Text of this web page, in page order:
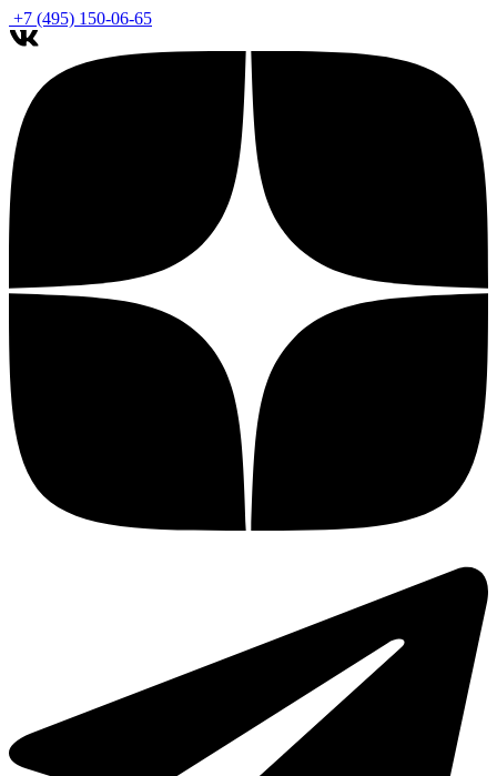
+7 (495) 150-06-65